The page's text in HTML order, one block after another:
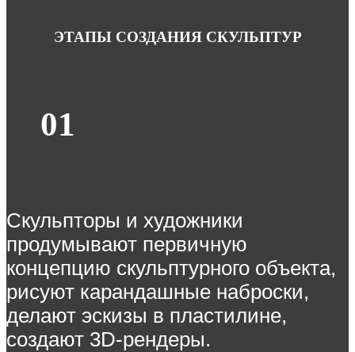
ЭТАПЫ СОЗДАНИЯ СКУЛЬПТУР
01
Скульпторы и художники
продумывают первичную
концепцию скульптурного объекта,
рисуют карандашные наброски,
делают эскизы в пластилине,
создают 3D-рендеры.